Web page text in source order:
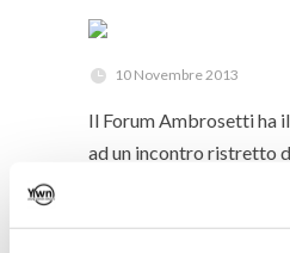
10 Novembre 2013
Il Forum Ambrosetti ha
ad un incontro ristretto
programma Leader del